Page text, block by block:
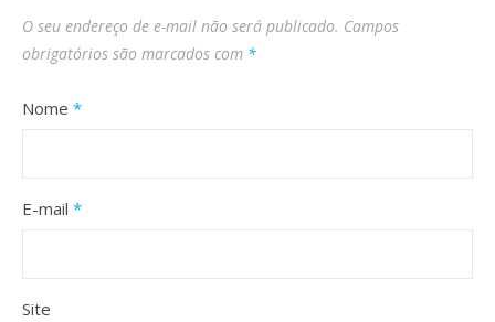
O seu endereço de e-mail não será publicado. Campos
obrigatórios são marcados com *
Nome *
E-mail *
Site